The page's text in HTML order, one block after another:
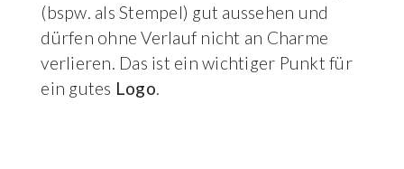
(bspw. als Stempel) gut aussehen und
dürfen ohne Verlauf nicht an Charme
verlieren. Das ist ein wichtiger Punkt für
ein gutes Logo